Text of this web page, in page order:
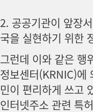
2. 공공기관이 앞장
국을 실현하기 위한
그런데 이와 같은 행
정보센터(KRNIC)에
민이 편리하게 쓰고
인터넷주소 관련 특